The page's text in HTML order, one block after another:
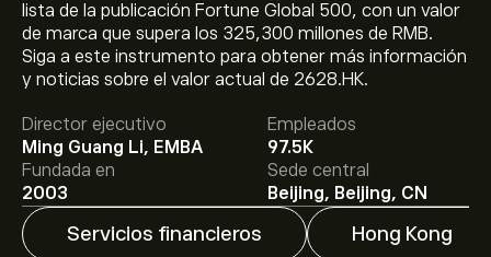
lista de la publicación Fortune Global 500, con un valor
de marca que supera los 325,300 millones de RMB.
Siga a este instrumento para obtener más información
y noticias sobre el valor actual de 2628.HK.
Director ejecutivo
Ming Guang Li, EMBA
Empleados
97.5K
Fundada en
2003
Sede central
Beijing, Beijing, CN
Servicios financieros Hong Kong
El precio actual de las acciones de 2628.HK es de
29.02‎$‎.
El precio medio objetivo para las acciones de China Life
Insurance (HK) es de 29.02‎$‎.
Regístrateen eToro para
conocer los precios objetivo y las previsiones de los
analistas.
Las previsiones de los analistas para las acciones de